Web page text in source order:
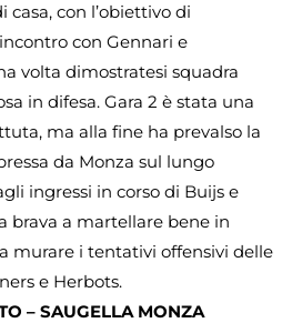
con l’obiettivo di
con Gennari e
volta dimostratesi squadra
in difesa. Gara 2 è stata una
ma alla fine ha prevalso la
da Monza sul lungo
ingressi in corso di Buijs e
brava a martellare bene in
murare i tentativi offensivi delle
e Herbots.
– SAUGELLA MONZA